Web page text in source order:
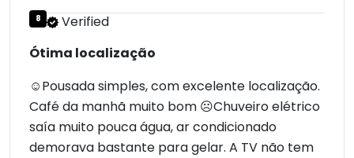
8
Verified
Ótima localização
☺Pousada simples, com excelente localização.
Café da manhã muito bom ☹Chuveiro elétrico
saía muito pouca água, ar condicionado
demorava bastante para gelar. A TV não tem